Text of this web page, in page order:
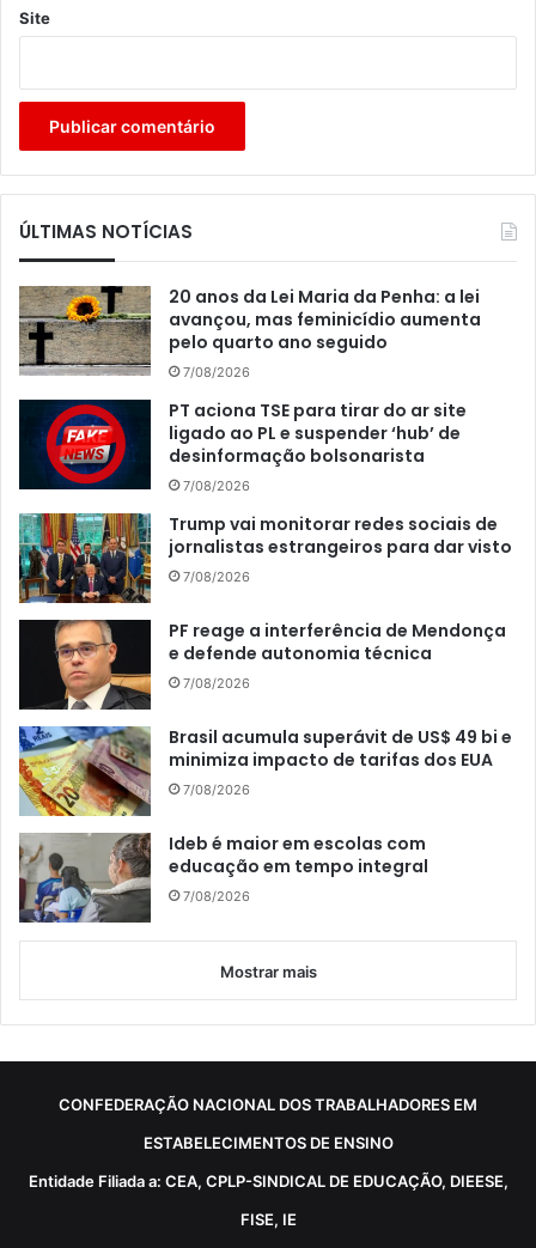
Site
ÚLTIMAS NOTÍCIAS
20 anos da Lei Maria da Penha: a lei
avançou, mas feminicídio aumenta
pelo quarto ano seguido
7/08/2026
PT aciona TSE para tirar do ar site
ligado ao PL e suspender ‘hub’ de
desinformação bolsonarista
7/08/2026
Trump vai monitorar redes sociais de
jornalistas estrangeiros para dar visto
7/08/2026
PF reage a interferência de Mendonça
e defende autonomia técnica
7/08/2026
Brasil acumula superávit de US$ 49 bi e
minimiza impacto de tarifas dos EUA
7/08/2026
Ideb é maior em escolas com
educação em tempo integral
7/08/2026
Mostrar mais
CONFEDERAÇÃO NACIONAL DOS TRABALHADORES EM
ESTABELECIMENTOS DE ENSINO
Entidade Filiada a: CEA, CPLP-SINDICAL DE EDUCAÇÃO, DIEESE,
FISE, IE